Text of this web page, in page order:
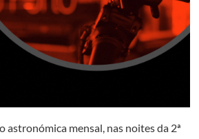
astronómica mensal, nas noites da 2ª